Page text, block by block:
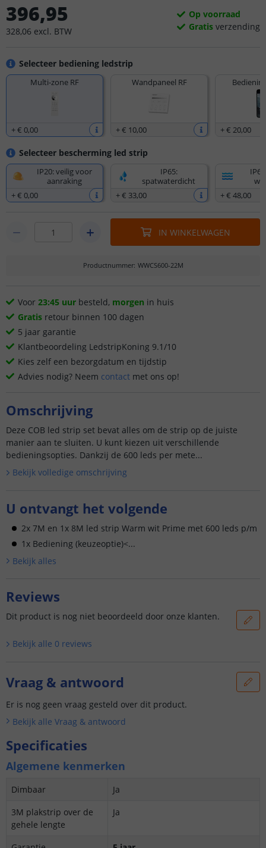
Selecteer bediening ledstrip
Multi-zone RF
+€ 0,00
Wandpaneel RF
+€ 10,00 +€ 20,00
Selecteer bescherming led strip
IP20: veilig voor
aanraking
+€ 0,00
IP65:
spatwaterdicht
+€ 33,00
+€ 48,00
396,95
328,06 excl. BTW
Op voorraad
Gratis verzending
IN WINKELWAGEN
Productnummer: WWCS600-22M
Voor 23:45 uur besteld, morgen in huis
Gratis retour binnen 100 dagen
5 jaar garantie
Klantbeoordeling LedstripKoning 9.1/10
Kies zelf een bezorgdatum en tijdstip
Advies nodig? Neem contact met ons op!
Omschrijving
Deze COB led strip set bevat alles om de strip op de juiste
manier aan te sluiten. U kunt kiezen uit verschillende
bedieningsopties. Dankzij de 600 leds per mete...
Bekijk volledige omschrijving
U ontvangt het volgende
2x 7M en 1x 8M led strip Warm wit Prime met 600 leds p/m
1x Bediening (keuzeoptie)<...
Bekijk alles
Reviews
Dit product is nog niet beoordeeld door onze klanten.
Bekijk alle 0 reviews
Vraag & antwoord
Er is nog geen vraag gesteld over dit product.
Bekijk alle Vraag & antwoord
Specificaties
Algemene kenmerken
Dimbaar
Ja
3M plakstrip over de
gehele lengte
Ja